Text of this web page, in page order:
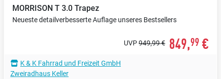
MORRISON T 3.0 Trapez
Neueste detailverbesserte Auflage unseres Bestsellers
UVP949,99 € 849,99 €
K & K Fahrrad und Freizeit GmbH
Zweiradhaus Keller